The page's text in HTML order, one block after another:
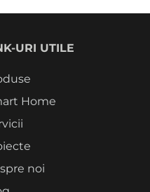
URI UTILE
Home
noi